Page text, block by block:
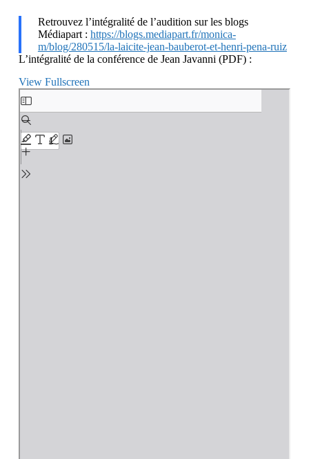
Retrouvez l’intégralité de l’audition sur les blogs
Médiapart : https://blogs.mediapart.fr/monica-
m/blog/280515/la-laicite-jean-bauberot-et-henri-pena-ruiz
L’intégralité de la conférence de Jean Javanni (PDF) :
View Fullscreen
Aller
au
contenu
PDF